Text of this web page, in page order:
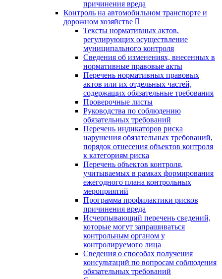
причинения вреда
Контроль на автомобильном транспорте и
дорожном хозяйстве
Тексты нормативных актов,
регулирующих осуществление
муниципального контроля
Сведения об изменениях, внесенных в
нормативные правовые акты
Перечень нормативных правовых
актов или их отдельных частей,
содержащих обязательные требования
Проверочные листы
Руководства по соблюдению
обязательных требований
Перечень индикаторов риска
нарушения обязательных требований,
порядок отнесения объектов контроля
к категориям риска
Перечень объектов контроля,
учитываемых в рамках формирования
ежегодного плана контрольных
мероприятий
Программа профилактики рисков
причинения вреда
Исчерпывающий перечень сведений,
которые могут запрашиваться
контрольным органом у
контролируемого лица
Сведения о способах получения
консультаций по вопросам соблюдения
обязательных требований